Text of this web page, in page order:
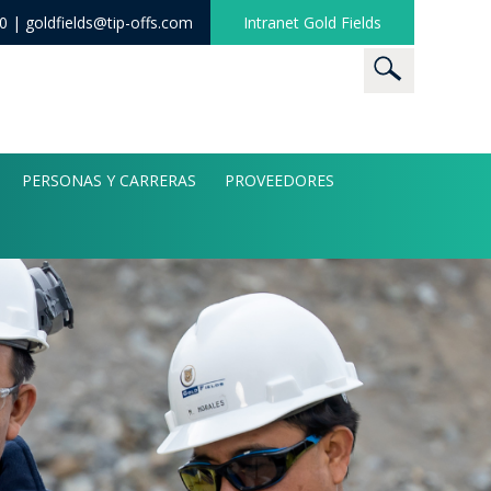
PERSONAS Y CARRERAS PROVEEDORES
| goldfields@tip-offs.com Intranet Gold Fields